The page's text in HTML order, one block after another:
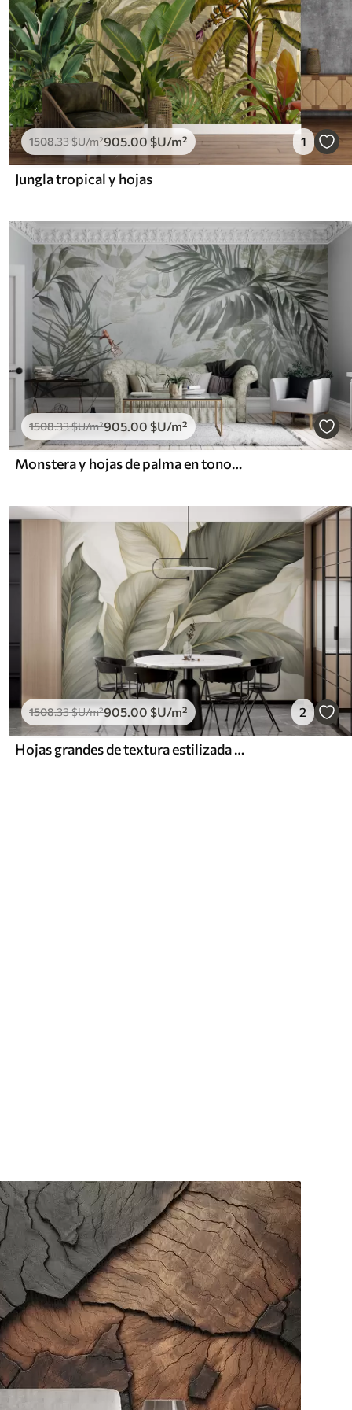
1508.33$U/m²905.00 $U/m² 1
Jungla tropical y hojas
1508.33$U/m²905.00 $U/m²
Monstera y hojas de palma en tonos de verde y gris, botánico, follaje tropical, plantas de la selva, fondo texturizado
1508.33$U/m²905.00 $U/m² 2
Hojas grandes de textura estilizada con venas detalladas en varios tonos de verde, crema y beige